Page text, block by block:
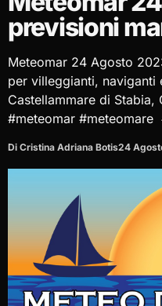
previsioni
Meteomar 24 Agosto
per villeggianti, naviganti
Castellammare di Stabia,
#meteomar
Di Cristina Adriana Botis24